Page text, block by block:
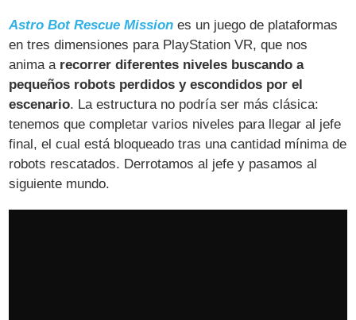
Astro Bot Rescue Mission es un juego de plataformas
en tres dimensiones para PlayStation VR, que nos
anima a recorrer diferentes niveles buscando a
pequeños robots perdidos y escondidos por el
escenario. La estructura no podría ser más clásica:
tenemos que completar varios niveles para llegar al jefe
final, el cual está bloqueado tras una cantidad mínima de
robots rescatados. Derrotamos al jefe y pasamos al
siguiente mundo.